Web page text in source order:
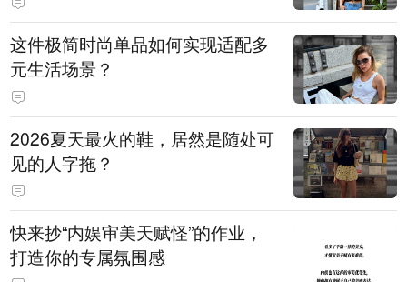
这件极简时尚单品如何实现适配多
元生活场景？
2026夏天最火的鞋，居然是随处可
见的人字拖？
快来抄“内娱审美天赋怪”的作业，
打造你的专属氛围感